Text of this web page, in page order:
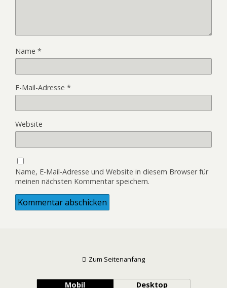
Name *
E-Mail-Adresse *
Website
Name, E-Mail-Adresse und Website in diesem Browser für
meinen nächsten Kommentar speichern.
Zum Seitenanfang
Mobil Desktop